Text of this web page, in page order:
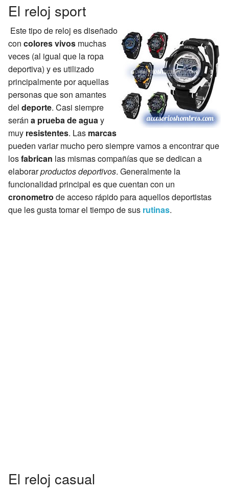
El reloj sport
Este tipo de reloj es diseñado
con colores vivos muchas
veces (al igual que la ropa
deportiva) y es utilizado
principalmente por aquellas
personas que son amantes
del deporte. Casi siempre
serán a prueba de aguay
muy resistentes. Las marcas
pueden variar mucho pero siempre vamos a encontrar que
losfabrican las mismas compañías que se dedican a
elaborarproductos deportivos. Generalmente la
funcionalidad principal es que cuentan con un
cronometro de acceso rápido para aquellos deportistas
que les gusta tomar el tiempo de sus rutinas.
El reloj casual